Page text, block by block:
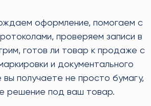
оформление, помогаем с
проверяем записи в
готов ли товар к продаже с
и документального
вы получаете не просто бумагу,
решение под ваш товар.